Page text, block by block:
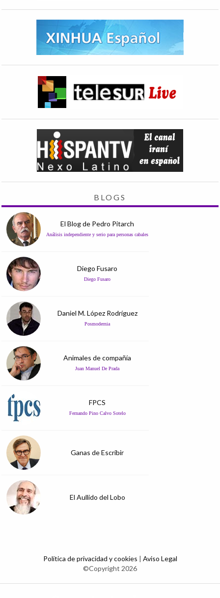
BLOGS
El Blog de Pedro Pitarch
Análisis independiente y serio para personas cabales
Diego Fusaro
Diego Fusaro
Daniel M. López Rodríguez
Posmodernia
Animales de compañía
Juan Manuel De Prada
FPCS
Fernando Pino Calvo Sotelo
Ganas de Escribir
El Aullido del Lobo
Política de privacidad y cookies | Aviso Legal
©Copyright 2026